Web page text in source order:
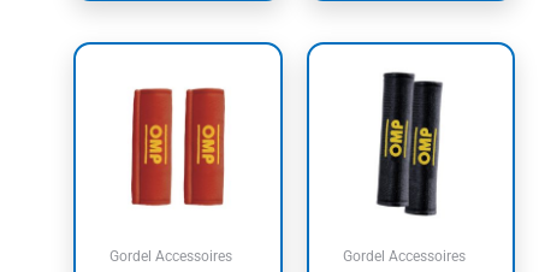
Gordel Accessoires
product
heeft
meerdere
variaties.
Deze
Gordel Accessoires
product
heeft
meerdere
variaties.
Deze
optie